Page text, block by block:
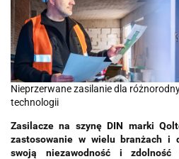
Nieprzerwane zasilanie dla
technologii
Zasilacze na szynę DIN marki
zastosowanie w wielu branżach i
swoją niezawodność i zdolność